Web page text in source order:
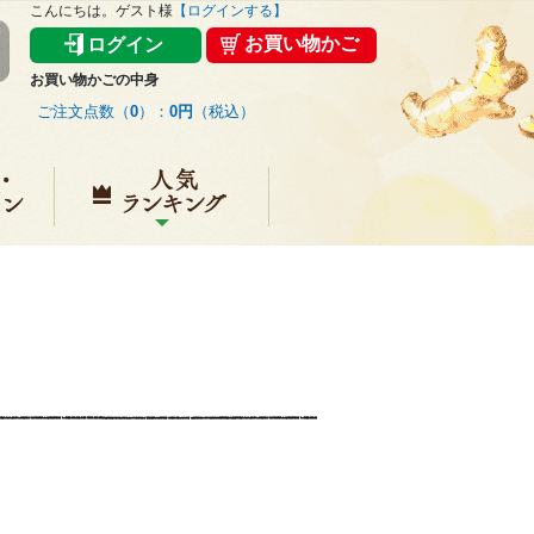
こんにちは。ゲスト様 【ログインする】
ログイン お買い物かご
お買い物かごの中身
ご注文点数（0）： 0円 （税込）
キャンペーン 人気ランキング